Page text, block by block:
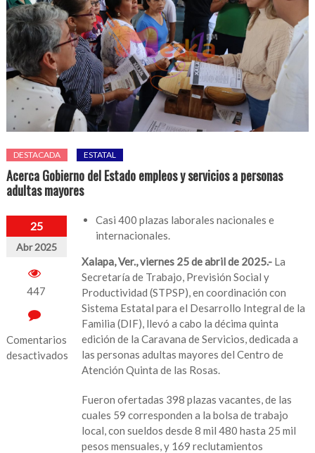
DESTACADA ESTATAL
Acerca Gobierno del Estado empleos y servicios a personas
adultas mayores
25
Abr 2025
447
Comentarios
desactivados
Casi 400 plazas laborales nacionales e
internacionales.
Xalapa, Ver., viernes 25 de abril de 2025.- La
Secretaría de Trabajo, Previsión Social y
Productividad (STPSP), en coordinación con
Sistema Estatal para el Desarrollo Integral de la
Familia (DIF), llevó a cabo la décima quinta
edición de la Caravana de Servicios, dedicada a
las personas adultas mayores del Centro de
Atención Quinta de las Rosas.
Fueron ofertadas 398 plazas vacantes, de las
cuales 59 corresponden a la bolsa de trabajo
local, con sueldos desde 8 mil 480 hasta 25 mil
pesos mensuales, y 169 reclutamientos